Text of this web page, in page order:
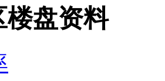
楼盘资料